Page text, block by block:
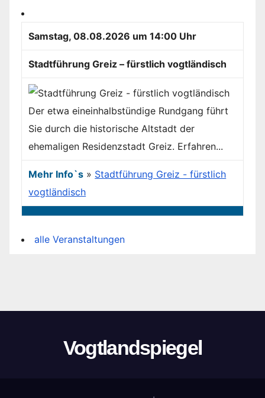
Samstag, 08.08.2026 um 14:00 Uhr
Stadtführung Greiz – fürstlich vogtländisch
Der etwa eineinhalbstündige Rundgang führt
Sie durch die historische Altstadt der
ehemaligen Residenzstadt Greiz. Erfahren...
Mehr Info`s » Stadtführung Greiz - fürstlich
vogtländisch
alle Veranstaltungen
Vogtlandspiegel